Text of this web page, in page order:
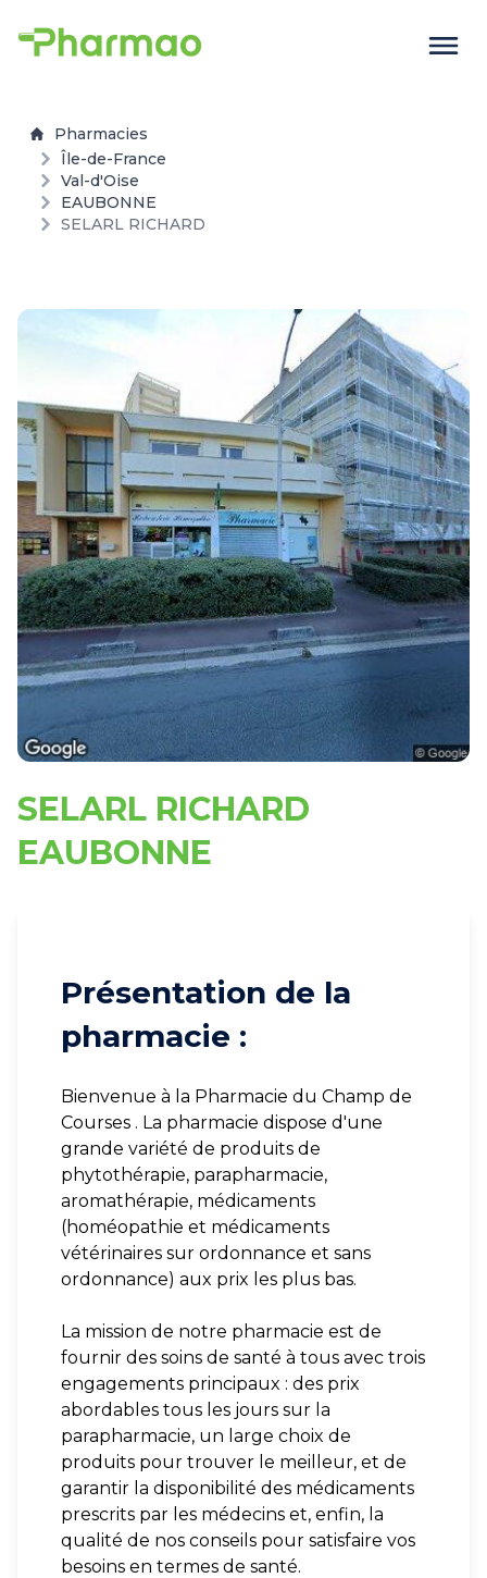
Pharmacies
Île-de-France
Val-d'Oise
EAUBONNE
SELARL RICHARD
SELARL RICHARD
EAUBONNE
Présentation de la
pharmacie :
Bienvenue à la Pharmacie du Champ de
Courses . La pharmacie dispose d'une
grande variété de produits de
phytothérapie, parapharmacie,
aromathérapie, médicaments
(homéopathie et médicaments
vétérinaires sur ordonnance et sans
ordonnance) aux prix les plus bas.
La mission de notre pharmacie est de
fournir des soins de santé à tous avec trois
engagements principaux : des prix
abordables tous les jours sur la
parapharmacie, un large choix de
produits pour trouver le meilleur, et de
garantir la disponibilité des médicaments
prescrits par les médecins et, enfin, la
qualité de nos conseils pour satisfaire vos
besoins en termes de santé.